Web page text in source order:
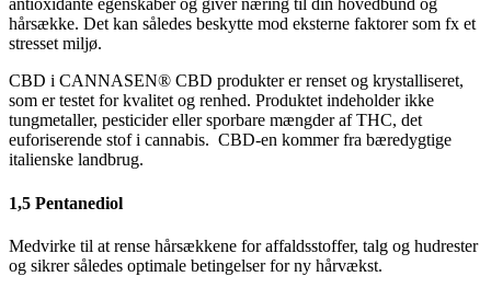
antioxidante egenskaber og giver næring til din hovedbund og
hårsække. Det kan således beskytte mod eksterne faktorer som fx et
stresset miljø.
CBD i CANNASEN® CBD produkter er renset og krystalliseret,
som er testet for kvalitet og renhed. Produktet indeholder ikke
tungmetaller, pesticider eller sporbare mængder af THC, det
euforiserende stof i cannabis. CBD-en kommer fra bæredygtige
italienske landbrug.
1,5 Pentanediol
Medvirke til at rense hårsækkene for affaldsstoffer, talg og hudrester
og sikrer således optimale betingelser for ny hårvækst.